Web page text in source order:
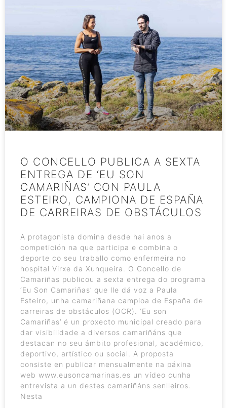
O CONCELLO PUBLICA A SEXTA
ENTREGA DE ‘EU SON
CAMARIÑAS’ CON PAULA
ESTEIRO, CAMPIONA DE ESPAÑA
DE CARREIRAS DE OBSTÁCULOS
A protagonista domina desde hai anos a
competición na que participa e combina o
deporte co seu traballo como enfermeira no
hospital Virxe da Xunqueira. O Concello de
Camariñas publicou a sexta entrega do programa
‘Eu Son Camariñas’ que lle dá voz a Paula
Esteiro, unha camariñana campioa de España de
carreiras de obstáculos (OCR). ‘Eu son
Camariñas’ é un proxecto municipal creado para
dar visibilidade a diversos camariñáns que
destacan no seu ámbito profesional, académico,
deportivo, artístico ou social. A proposta
consiste en publicar mensualmente na páxina
web www.eusoncamarinas.es un vídeo cunha
entrevista a un destes camariñáns senlleiros.
Nesta